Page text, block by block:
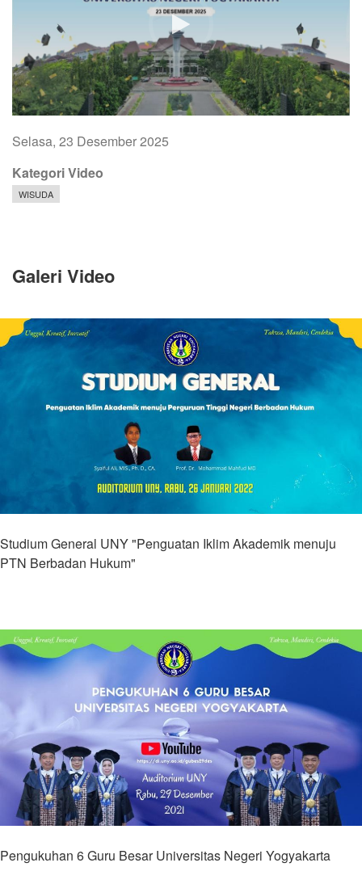
Selasa, 23 Desember 2025
Kategori Video
WISUDA
Galeri Video
Studium General UNY "Penguatan Iklim Akademik menuju
PTN Berbadan Hukum"
Pengukuhan 6 Guru Besar Universitas Negeri Yogyakarta